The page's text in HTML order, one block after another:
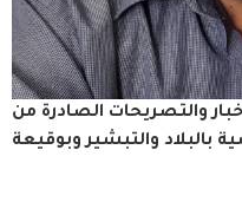
والتصريحات الصادرة من
بالبلاد والتبشير وبوقيعة